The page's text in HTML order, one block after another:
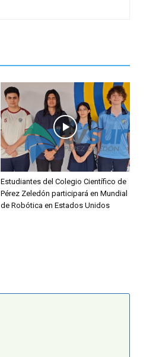
Estudiantes del Colegio Científico de
Pérez Zeledón participará en Mundial
de Robótica en Estados Unidos